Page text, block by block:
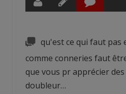
qu'est ce qui faut pas
comme conneries faut
que vous pr apprécier
doubleur…